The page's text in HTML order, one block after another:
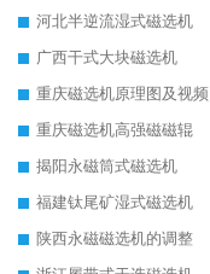
河北半逆流湿式磁选机
广西干式大块磁选机
重庆磁选机原理图及视频
重庆磁选机高强磁磁辊
揭阳永磁筒式磁选机
福建钛尾矿湿式磁选机
陕西永磁磁选机的调整